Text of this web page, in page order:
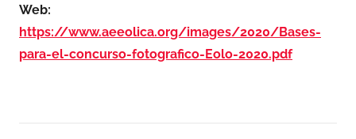
Web:
https://www.aeeolica.org/images/2020/Bases-
para-el-concurso-fotografico-Eolo-2020.pdf